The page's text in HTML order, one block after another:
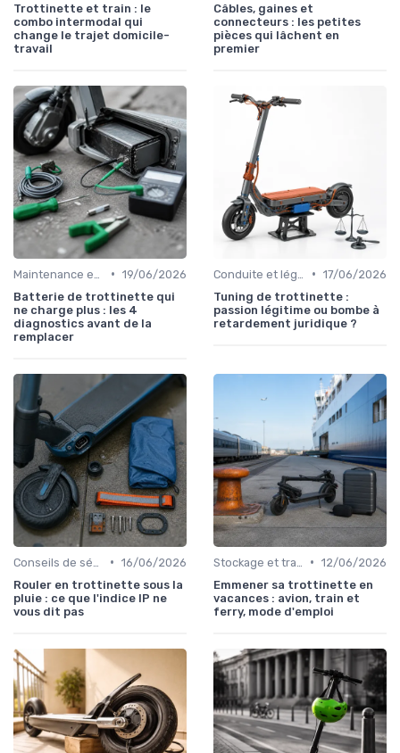
Trottinette et train : le
combo intermodal qui
change le trajet domicile-
travail
Câbles, gaines et
connecteurs : les petites
pièces qui lâchent en
premier
• 19/06/2026
Batterie de trottinette qui
ne charge plus : les 4
diagnostics avant de la
remplacer
• 17/06/2026
Tuning de trottinette :
passion légitime ou bombe à
retardement juridique ?
• 16/06/2026
Rouler en trottinette sous la
pluie : ce que l'indice IP ne
vous dit pas
• 12/06/2026
Emmener sa trottinette en
vacances : avion, train et
ferry, mode d'emploi